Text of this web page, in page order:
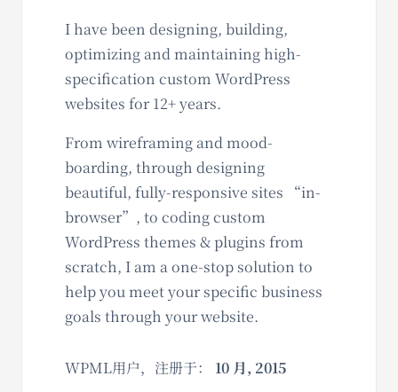
I have been designing, building,
optimizing and maintaining high-
specification custom WordPress
websites for 12+ years.
From wireframing and mood-
boarding, through designing
beautiful, fully-responsive sites “in-
browser”, to coding custom
WordPress themes & plugins from
scratch, I am a one-stop solution to
help you meet your specific business
goals through your website.
WPML用户，注册于： 10 月, 2015